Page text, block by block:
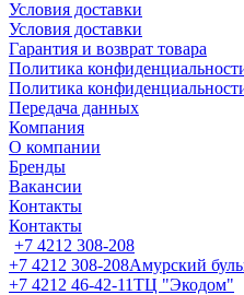
Условия доставки
Условия доставки
Гарантия и возврат товара
Политика
Политика
Передача данных
Компания
О компании
Бренды
Вакансии
Контакты
Контакты
+7 4212 308-208
+7 4212 308-208Амурский
+7 4212 46-42-11ТЦ "Экодом"